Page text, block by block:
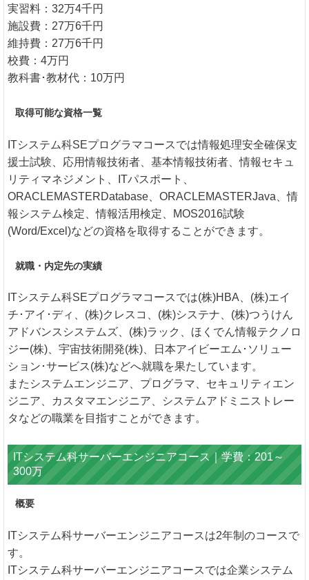
実習料：32万4千円
施設費：27万6千円
維持費：27万6千円
校費：4万円
教科書･教材代：10万円
取得可能な資格一覧
ITシステム科SEプログラマコースでは情報処理安全確保支
援士試験、応用情報技術者、基本情報技術者、情報セキュ
リティマネジメント、ITパスポート、
ORACLEMASTERDatabase、ORACLEMASTERJava、情
報システム検定、情報活用検定、MOS2016試験
(Word/Excel)などの資格を取得することができます。
就職・内定先の実績
ITシステム科SEプログラマコースでは(株)HBA、(株)エイ
チ･アイ･ディ、(株)クレスコ、(株)システナ、(株)つうけん
アドバンスシステムズ、(株)ラック、ほくでん情報テクノロ
ジー(株)、宇宙技術開発(株)、日本アイビーエム･ソリュー
ション･サービス(株)などへ就職を果たしています。
またシステムエンジニア、プログラマ、セキュリティエン
ジニア、カスタマエンジニア、システムアドミニストレー
タなどの職業を目指すことができます。
ITシステム科サーバーエンジニアコース｜学費：201～
300万
概要
ITシステム科サーバーエンジニアコースは2年制のコースで
す。
ITシステム科サーバーエンジニアコースでは企業システム